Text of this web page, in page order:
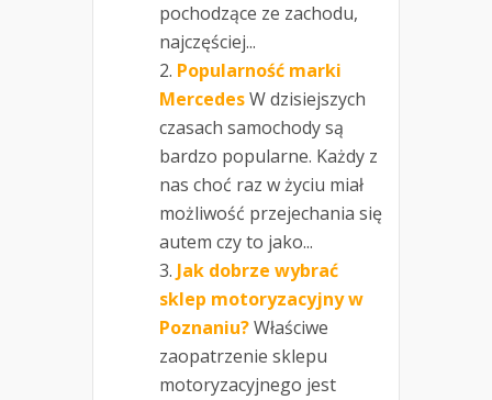
pochodzące ze zachodu,
najczęściej...
Popularność marki
MercedesW dzisiejszych
czasach samochody są
bardzo popularne. Każdy z
nas choć raz w życiu miał
możliwość przejechania się
autem czy to jako...
Jak dobrze wybrać
sklep motoryzacyjny w
Poznaniu?Właściwe
zaopatrzenie sklepu
motoryzacyjnego jest